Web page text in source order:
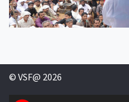
© VSF@ 2026